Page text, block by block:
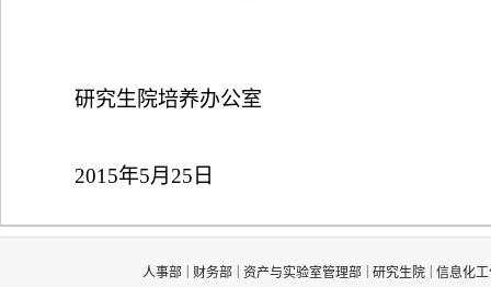
研究生院培养办公室
2015年5月 25 日
人事部 财务部 资产与实验室管理部 研究生院
信息化